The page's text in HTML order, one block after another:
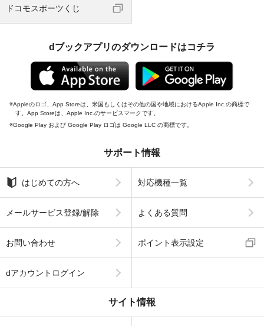
ドコモスポーツくじ
dブックアプリのダウンロードはコチラ
Appleのロゴ、App Storeは、米国もしくはその他の国や地域におけるApple Inc.の商標で
す。App Storeは、Apple Inc.のサービスマークです。
Google Play および Google Play ロゴは Google LLC の商標です。
サポート情報
はじめての方へ 対応機種一覧
メールサービス登録/解除 よくある質問
お問い合わせ ポイント表示設定
dアカウントログイン
サイト情報